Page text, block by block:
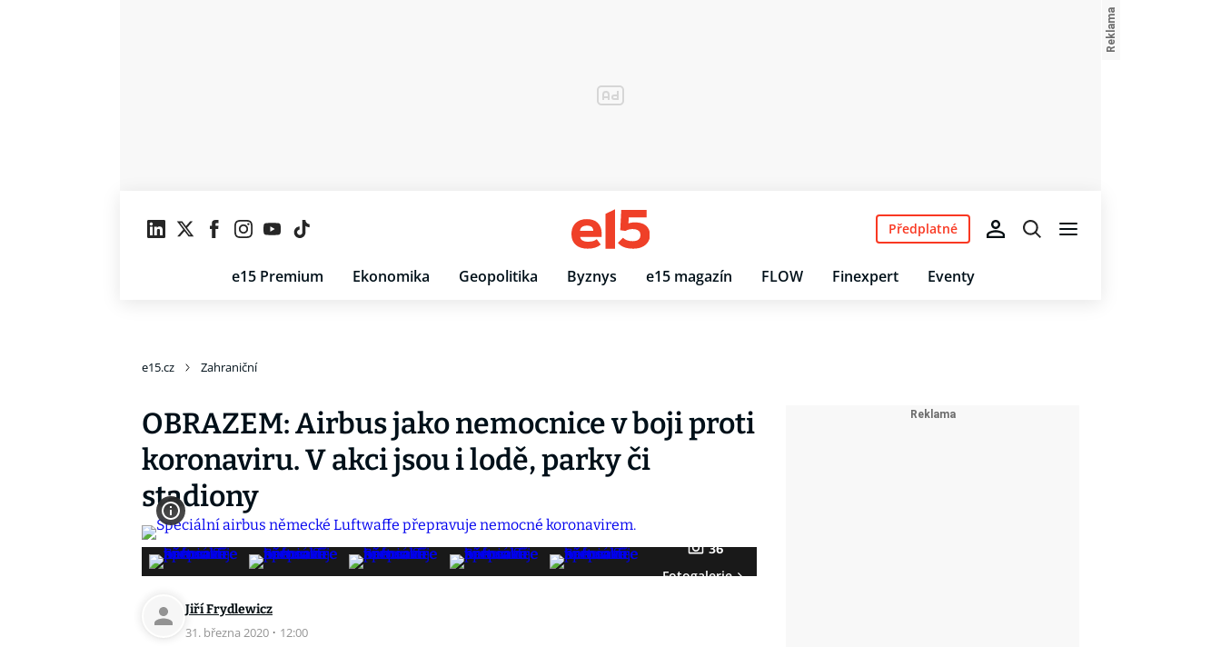
e15 Premium Ekonomika Geopolitika Byznys e15 magazín FLOW Finexpert Eventy
Předplatné
e15.cz Zahraniční
OBRAZEM: Airbus jako nemocnice v boji proti
koronaviru. V akci jsou i lodě, parky či
stadiony
36
Fotogalerie
Jiří Frydlewicz
31. března 2020 · 12:00